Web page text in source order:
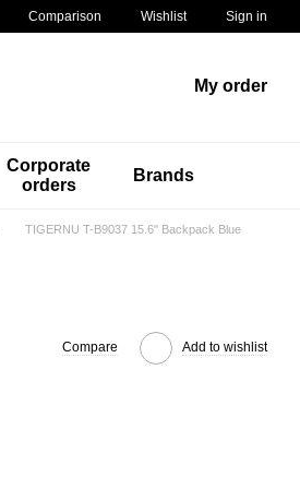
Comparison Wishlist Sign in
My order
Corporate
orders
Brands
TIGERNU T-B9037 15.6" Backpack Blue
Compare Add to wishlist